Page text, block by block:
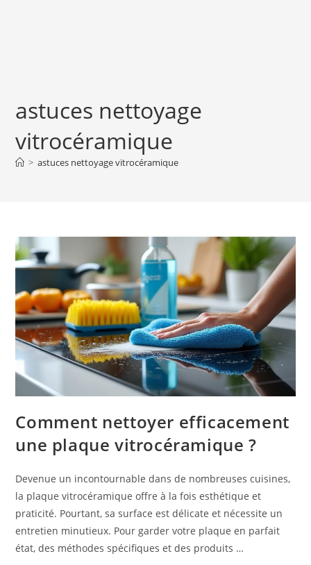
astuces nettoyage
vitrocéramique
> astuces nettoyage vitrocéramique
Comment nettoyer efficacement
une plaque vitrocéramique ?
Devenue un incontournable dans de nombreuses cuisines,
la plaque vitrocéramique offre à la fois esthétique et
praticité. Pourtant, sa surface est délicate et nécessite un
entretien minutieux. Pour garder votre plaque en parfait
état, des méthodes spécifiques et des produits …